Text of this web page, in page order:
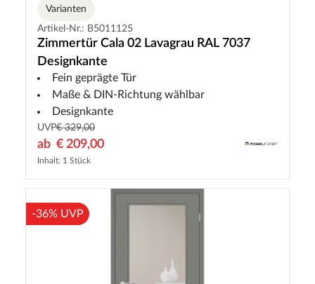
Varianten
Artikel-Nr.: B5011125
Zimmertür Cala 02 Lavagrau RAL 7037
Designkante
Fein geprägte Tür
Maße & DIN-Richtung wählbar
Designkante
UVP€ 329,00
ab € 209,00
Inhalt: 1 Stück
-36% UVP